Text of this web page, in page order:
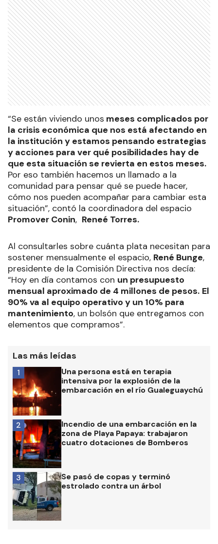
“Se están viviendo unos meses complicados por
la crisis económica que nos está afectando en
la institución y estamos pensando estrategias
y acciones para ver qué posibilidades hay de
que esta situación se revierta en estos meses.
Por eso también hacemos un llamado a la
comunidad para pensar qué se puede hacer,
cómo nos pueden acompañar para cambiar esta
situación”, contó la coordinadora del espacio
Promover Conin, Reneé Torres.
Al consultarles sobre cuánta plata necesitan para
sostener mensualmente el espacio, René Bunge,
presidente de la Comisión Directiva nos decía:
“Hoy en día contamos con un presupuesto
mensual aproximado de 4 millones de pesos. El
90% va al equipo operativo y un 10% para
mantenimiento, un bolsón que entregamos con
elementos que compramos”.
Las más leídas
Una persona está en terapia
intensiva por la explosión de la
embarcación en el río Gualeguaychú
1
Incendio de una embarcación en la
zona de Playa Papaya: trabajaron
cuatro dotaciones de Bomberos
2
Se pasó de copas y terminó
estrolado contra un árbol
3